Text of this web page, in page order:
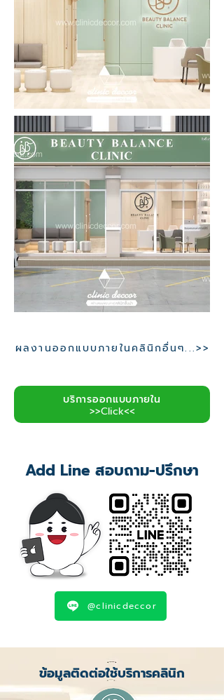
ผลงานออกแบบภายในคลินิกอื่นๆ...>>
บริการออกแบบภายใน
>>Click<<
Add Line สอบถาม-ปรึกษา
@clinicdeccor
ข้อมูลติดต่อใช้บริการคลินิก